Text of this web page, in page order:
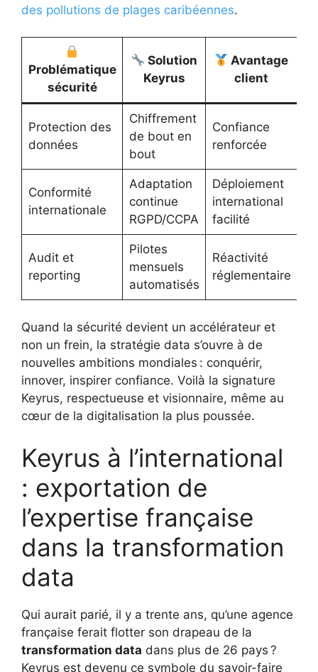
des pollutions de plages caribéennes.
Problématique
sécurité
Solution
Keyrus
Avantage
client
Protection des
données
Chiffrement
de bout en
bout
Confiance
renforcée
Conformité
internationale
Adaptation
continue
RGPD/CCPA
Déploiement
international
facilité
Audit et
reporting
Pilotes
mensuels
automatisés
Réactivité
réglementaire
Quand la sécurité devient un accélérateur et
non un frein, la stratégie data s’ouvre à de
nouvelles ambitions mondiales : conquérir,
innover, inspirer confiance. Voilà la signature
Keyrus, respectueuse et visionnaire, même au
cœur de la digitalisation la plus poussée.
Keyrus à l’international
: exportation de
l’expertise française
dans la transformation
data
Qui aurait parié, il y a trente ans, qu’une agence
française ferait flotter son drapeau de la
transformation data dans plus de 26 pays ?
Keyrus est devenu ce symbole du savoir-faire